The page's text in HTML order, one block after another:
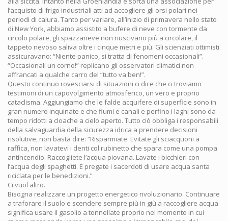
l’acquisto di frigo industriali atti ad accogliere gli orsi polari nei
periodi di calura. Tanto per variare, all’inizio di primavera nello stato
di New York, abbiamo assistito a bufere di neve con tormente da
circolo polare, gli spazzaneve non riuscivano più a circolare, il
tappeto nevoso saliva oltre i cinque metri e più. Gli scienziati ottimisti
assicuravano: “Niente panico, si tratta di fenomeni occasionali”.
“Occasionali un corno!” replicano gli osservatori climatici non
affrancati a qualche carro del “tutto va ben!”.
Questo continuo rovesciarsi di situazioni ci dice che ci troviamo
testimoni di un capovolgimento atmosferico, un vero e proprio
cataclisma. Aggiungiamo che le falde acquifere di superficie sono in
gran numero inquinate e che fiumi e canali e perfino i laghi sono da
tempo ridotti a cloache a cielo aperto. Tutto ciò obbliga i responsabili
della salvaguardia della sicurezza idrica a prendere decisioni
risolutive, non basta dire: “Risparmiate. Evitate gli sciacquoni a
raffica, non lavatevi i denti col rubinetto che spara come una pompa
antincendio. Raccogliete l’acqua piovana. Lavate i bicchieri con
l’acqua degli spaghetti. E pregate i sacerdoti di usare acqua santa
riciclata per le benedizioni.”
Ci vuol altro.
Bisogna realizzare un progetto energetico rivoluzionario. Continuare
a traforare il suolo e scendere sempre più in giù a raccogliere acqua
significa usare il gasolio a tonnellate proprio nel momento in cui